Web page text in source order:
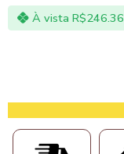
À vista R$246.36